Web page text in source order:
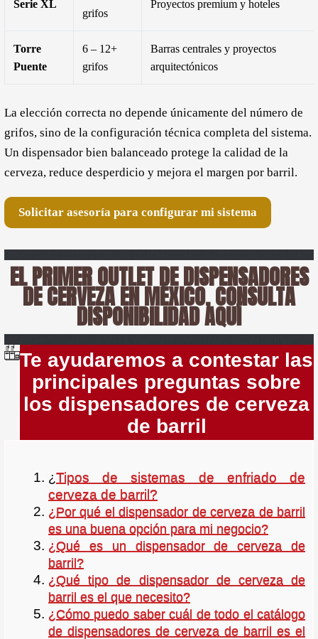
Serie XL
grifos
Proyectos premium y hoteles
Torre
Puente
6 – 12+
grifos
Barras centrales y proyectos
arquitectónicos
La elección correcta no depende únicamente del número de
grifos, sino de la configuración técnica completa del sistema.
Un dispensador bien balanceado protege la calidad de la
cerveza, reduce desperdicio y mejora el margen por barril.
Solicitar asesoría para configurar mi sistema
EL PRIMER OUTLET DE DISPENSADORES
DE CERVEZA EN MÉXICO, CONSULTA
DISPONIBILIDAD AQUÍ
Te ayudaremos a contestar las
principales preguntas sobre
los dispensadores de cerveza
de barril
¿ Tipos de sistemas de enfriado de
cerveza de barril?
¿Por qué el dispensador de cerveza de barril
es una buena opción para mi negocio?
¿Qué es un dispensador de cerveza de
barril?
¿Qué tipo de dispensador de cerveza de
barril es el que necesito?
¿Cómo puedo saber cuál de todo el catálogo
de dispensadores de cerveza de barril es el